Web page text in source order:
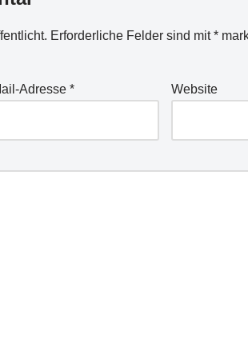
Erforderliche Felder sind mit*
Adresse * Website